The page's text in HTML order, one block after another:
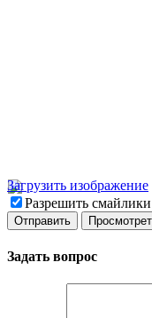
Загрузить изображение
Разрешить
Задать вопрос